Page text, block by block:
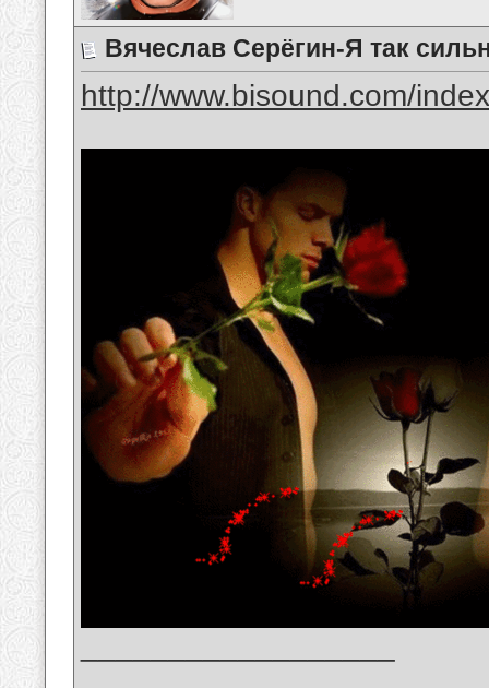
Вячеслав Серёгин-Я так
http://www.bisound.com/